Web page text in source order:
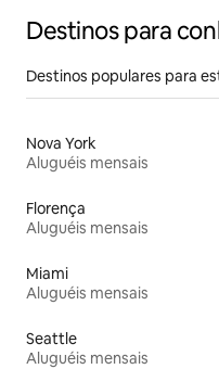
Destinos para
Destinos populares para
Nova York
Aluguéis mensais
Florença
Aluguéis mensais
Miami
Aluguéis mensais
Seattle
Aluguéis mensais